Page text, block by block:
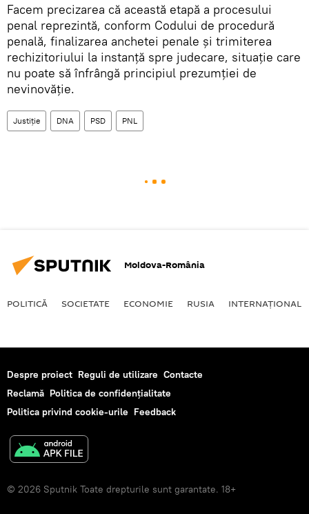
Facem precizarea că această etapă a procesului
penal reprezintă, conform Codului de procedură
penală, finalizarea anchetei penale și trimiterea
rechizitoriului la instanță spre judecare, situație care
nu poate să înfrângă principiul prezumției de
nevinovăție.
Justiție DNA PSD PNL
Moldova-România
POLITICĂ SOCIETATE ECONOMIE RUSIA INTERNAŢIONAL
Despre proiect Reguli de utilizare Contacte
Reclamă Politica de confidențialitate
Politica privind cookie-urile Feedback
© 2026 Sputnik Toate drepturile sunt garantate. 18+